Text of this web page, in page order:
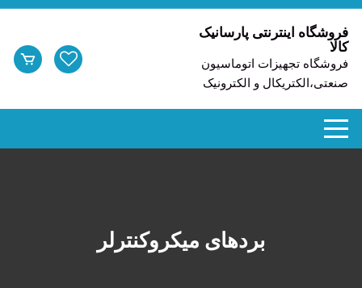
رد
شدن
محتوا
فروشگاه اینترنتی پارسانیک
کالا
فروشگاه تجهیزات اتوماسیون
صنعتی،الکتریکال و الکترونیک
بردهای میکروکنترلر